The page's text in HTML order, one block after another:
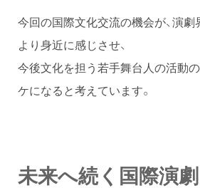
今回の国際文化交流の機会が、演劇
より身近に感じさせ、
今後文化を担う若手舞台人の活動
ケになると考えています。
未来へ続く国際演